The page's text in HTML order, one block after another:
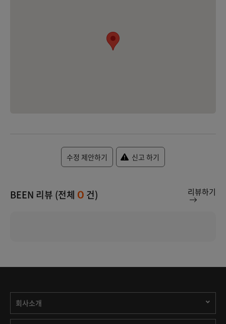
수정 제안하기 신고 하기
BEEN 리뷰 (전체 0 건) 리뷰하기
회사소개